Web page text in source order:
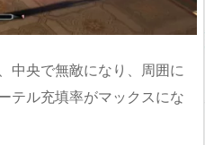
中央で無敵になり、周囲に
テル充填率がマックスにな